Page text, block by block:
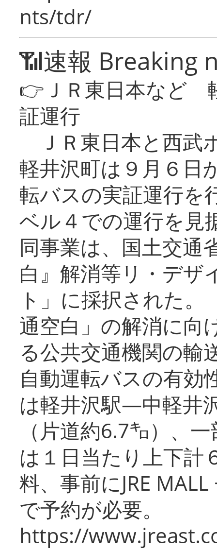
nts/tdr/
📶速報 Breaking
👉ＪＲ東日本など
証運行
ＪＲ東日本と西武
軽井沢町は９月６日
転バスの実証運行を
ベル４での運行を見
同事業は、国土交通
白』解消等リ・デザ
ト」に採択された
通空白」の解消に向
る公共交通機関の輸
自動運転バスの有効
は軽井沢駅―中軽井
（片道約6.7㌔）、
は１日当たり上下計
料、事前にJRE
で予約が必要。
https://